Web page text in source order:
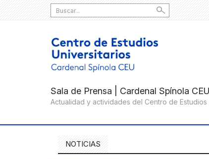
Search
for:
NOTICIAS